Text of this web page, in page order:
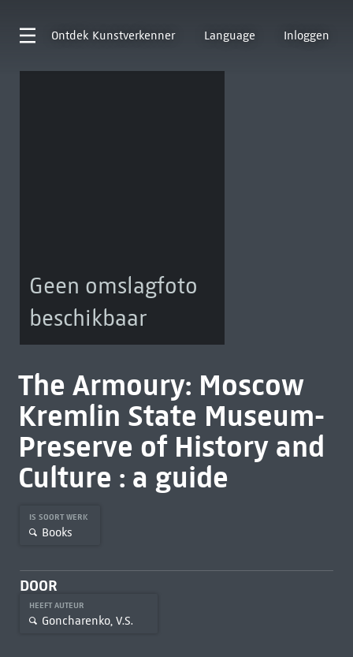
Ontdek Kunstverkenner Language Inloggen
Geen omslagfoto
beschikbaar
The Armoury: Moscow
Kremlin State Museum-
Preserve of History and
Culture : a guide
IS SOORT WERK
Books
DOOR
HEEFT AUTEUR
Goncharenko, V.S.